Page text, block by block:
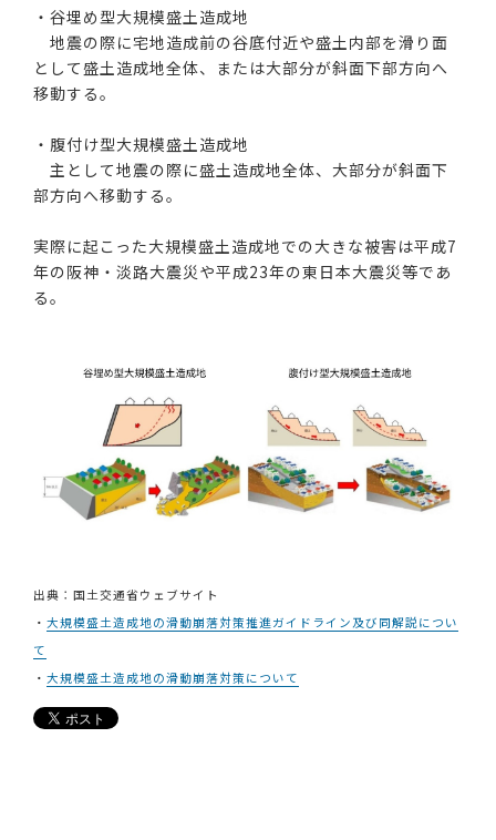
・谷埋め型大規模盛土造成地
地震の際に宅地造成前の谷底付近や盛土内部を滑り面
として盛土造成地全体、または大部分が斜面下部方向へ
移動する。
・腹付け型大規模盛土造成地
主として地震の際に盛土造成地全体、大部分が斜面下
部方向へ移動する。
実際に起こった大規模盛土造成地での大きな被害は平成7
年の阪神・淡路大震災や平成23年の東日本大震災等であ
る。
出典：国土交通省ウェブサイト
・大規模盛土造成地の滑動崩落対策推進ガイドライン及び同解説につい
て
・大規模盛土造成地の滑動崩落対策について